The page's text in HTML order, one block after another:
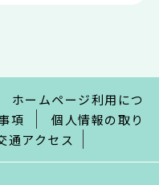
ホームページ利用につ
項
個人情報の取り
通アクセス